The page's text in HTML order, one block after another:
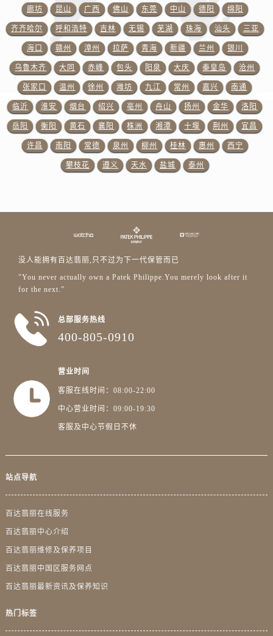
澳门省路氹城市金光大道百达翡丽售后服务中心（需提前预约）
澳门特别行政区望德堂区塔石广场百达翡丽售后服务中心（需提前预约）
福建省福州市晋安区竹屿路6号东二环泰禾广场2号楼5层509室百达翡丽售后服务中心（需提前预约）
福建省厦门市思明区湖滨东路95号万象城华润大厦B座11层1104室百达翡丽售后服务中心（需提前预约）
广东省潮州市潮安区新风路与潮汕路交汇处百达翡丽售后服务中心（需提前预约）
广东省广州市天河区天河路230号万菱汇国际中心A塔7层704室百达翡丽售后服务中心（需提前预约）
广东省广州市越秀区环市东路371-375号世界贸易中心大厦南塔15层1507室百达翡丽售后服务中心（需提前预约）
广东省河源市源城区越王大道百达翡丽售后服务中心（需提前预约）
广东省惠州市惠城区江北文昌一路7号华贸大厦1座30层3005室百达翡丽售后服务中心（需提前预约）
广东省韶关市武江区芙蓉新区与老城中心交汇处百达翡丽售后服务中心（需提前预约）
廊坊 昆山 广西 佛山 东莞 中山 德阳 绵阳
齐齐哈尔 呼和浩特 吉林 无锡 芜湖 珠海 汕头 三亚
海口 赣州 漳州 拉萨 青海 新疆 兰州 银川
乌鲁木齐 大同 赤峰 包头 阳泉 大庆 秦皇岛 沧州
张家口 温州 徐州 潍坊 九江 常州 嘉兴 南通
临沂 淮安 烟台 绍兴 亳州 舟山 扬州 金华 洛阳
岳阳 衡阳 黄石 襄阳 株洲 湘潭 十堰 荆州 宜昌
许昌 南阳 常德 泉州 柳州 桂林 惠州 西宁
攀枝花 遵义 天水 盐城 泰州
没人能拥有百达翡丽,只不过为下一代保管而已
"You never actually own a Patek Philippe.You merely look after it
for the next.”
总部服务热线
400-805-0910
营业时间
客服在线时间：08:00-22:00
中心营业时间：09:00-19:30
客服及中心节假日不休
站点导航
百达翡丽在线服务
百达翡丽中心介绍
百达翡丽维修及保养项目
百达翡丽中国区服务网点
百达翡丽最新资讯及保养知识
热门标签